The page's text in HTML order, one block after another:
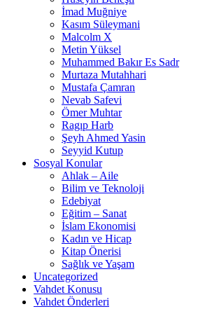
İmad Muğniye
Kasım Süleymani
Malcolm X
Metin Yüksel
Muhammed Bakır Es Sadr
Murtaza Mutahhari
Mustafa Çamran
Nevab Safevi
Ömer Muhtar
Ragıp Harb
Şeyh Ahmed Yasin
Seyyid Kutup
Sosyal Konular
Ahlak – Aile
Bilim ve Teknoloji
Edebiyat
Eğitim – Sanat
İslam Ekonomisi
Kadın ve Hicap
Kitap Önerisi
Sağlık ve Yaşam
Uncategorized
Vahdet Konusu
Vahdet Önderleri